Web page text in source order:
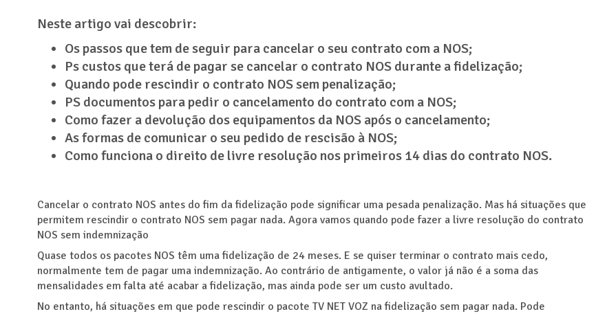
Neste artigo vai descobrir:
Os passos que tem de seguir para cancelar o seu contrato com a NOS;
Ps custos que terá de pagar se cancelar o contrato NOS durante a fidelização;
Quando pode rescindir o contrato NOS sem penalização;
PS documentos para pedir o cancelamento do contrato com a NOS;
Como fazer a devolução dos equipamentos da NOS após o cancelamento;
As formas de comunicar o seu pedido de rescisão à NOS;
Como funciona o direito de livre resolução nos primeiros 14 dias do contrato NOS.
Cancelar o contrato NOS antes do fim da fidelização pode significar uma pesada penalização. Mas há situações que
permitem rescindir o contrato NOS sem pagar nada. Agora vamos quando pode fazer a livre resolução do contrato
NOS sem indemnização
Quase todos os pacotes NOS têm uma fidelização de 24 meses. E se quiser terminar o contrato mais cedo,
normalmente tem de pagar uma indemnização. Ao contrário de antigamente, o valor já não é a soma das
mensalidades em falta até acabar a fidelização, mas ainda pode ser um custo avultado.
No entanto, há situações em que pode rescindir o pacote TV NET VOZ na fidelização sem pagar nada. Pode